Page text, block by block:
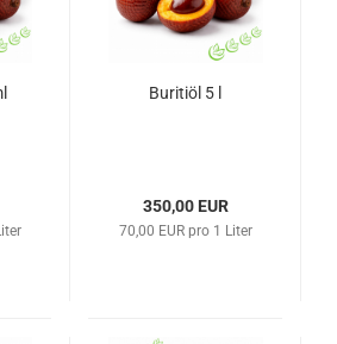
Buritiöl 5 l
350,00 EUR
70,00 EUR pro 1 Liter